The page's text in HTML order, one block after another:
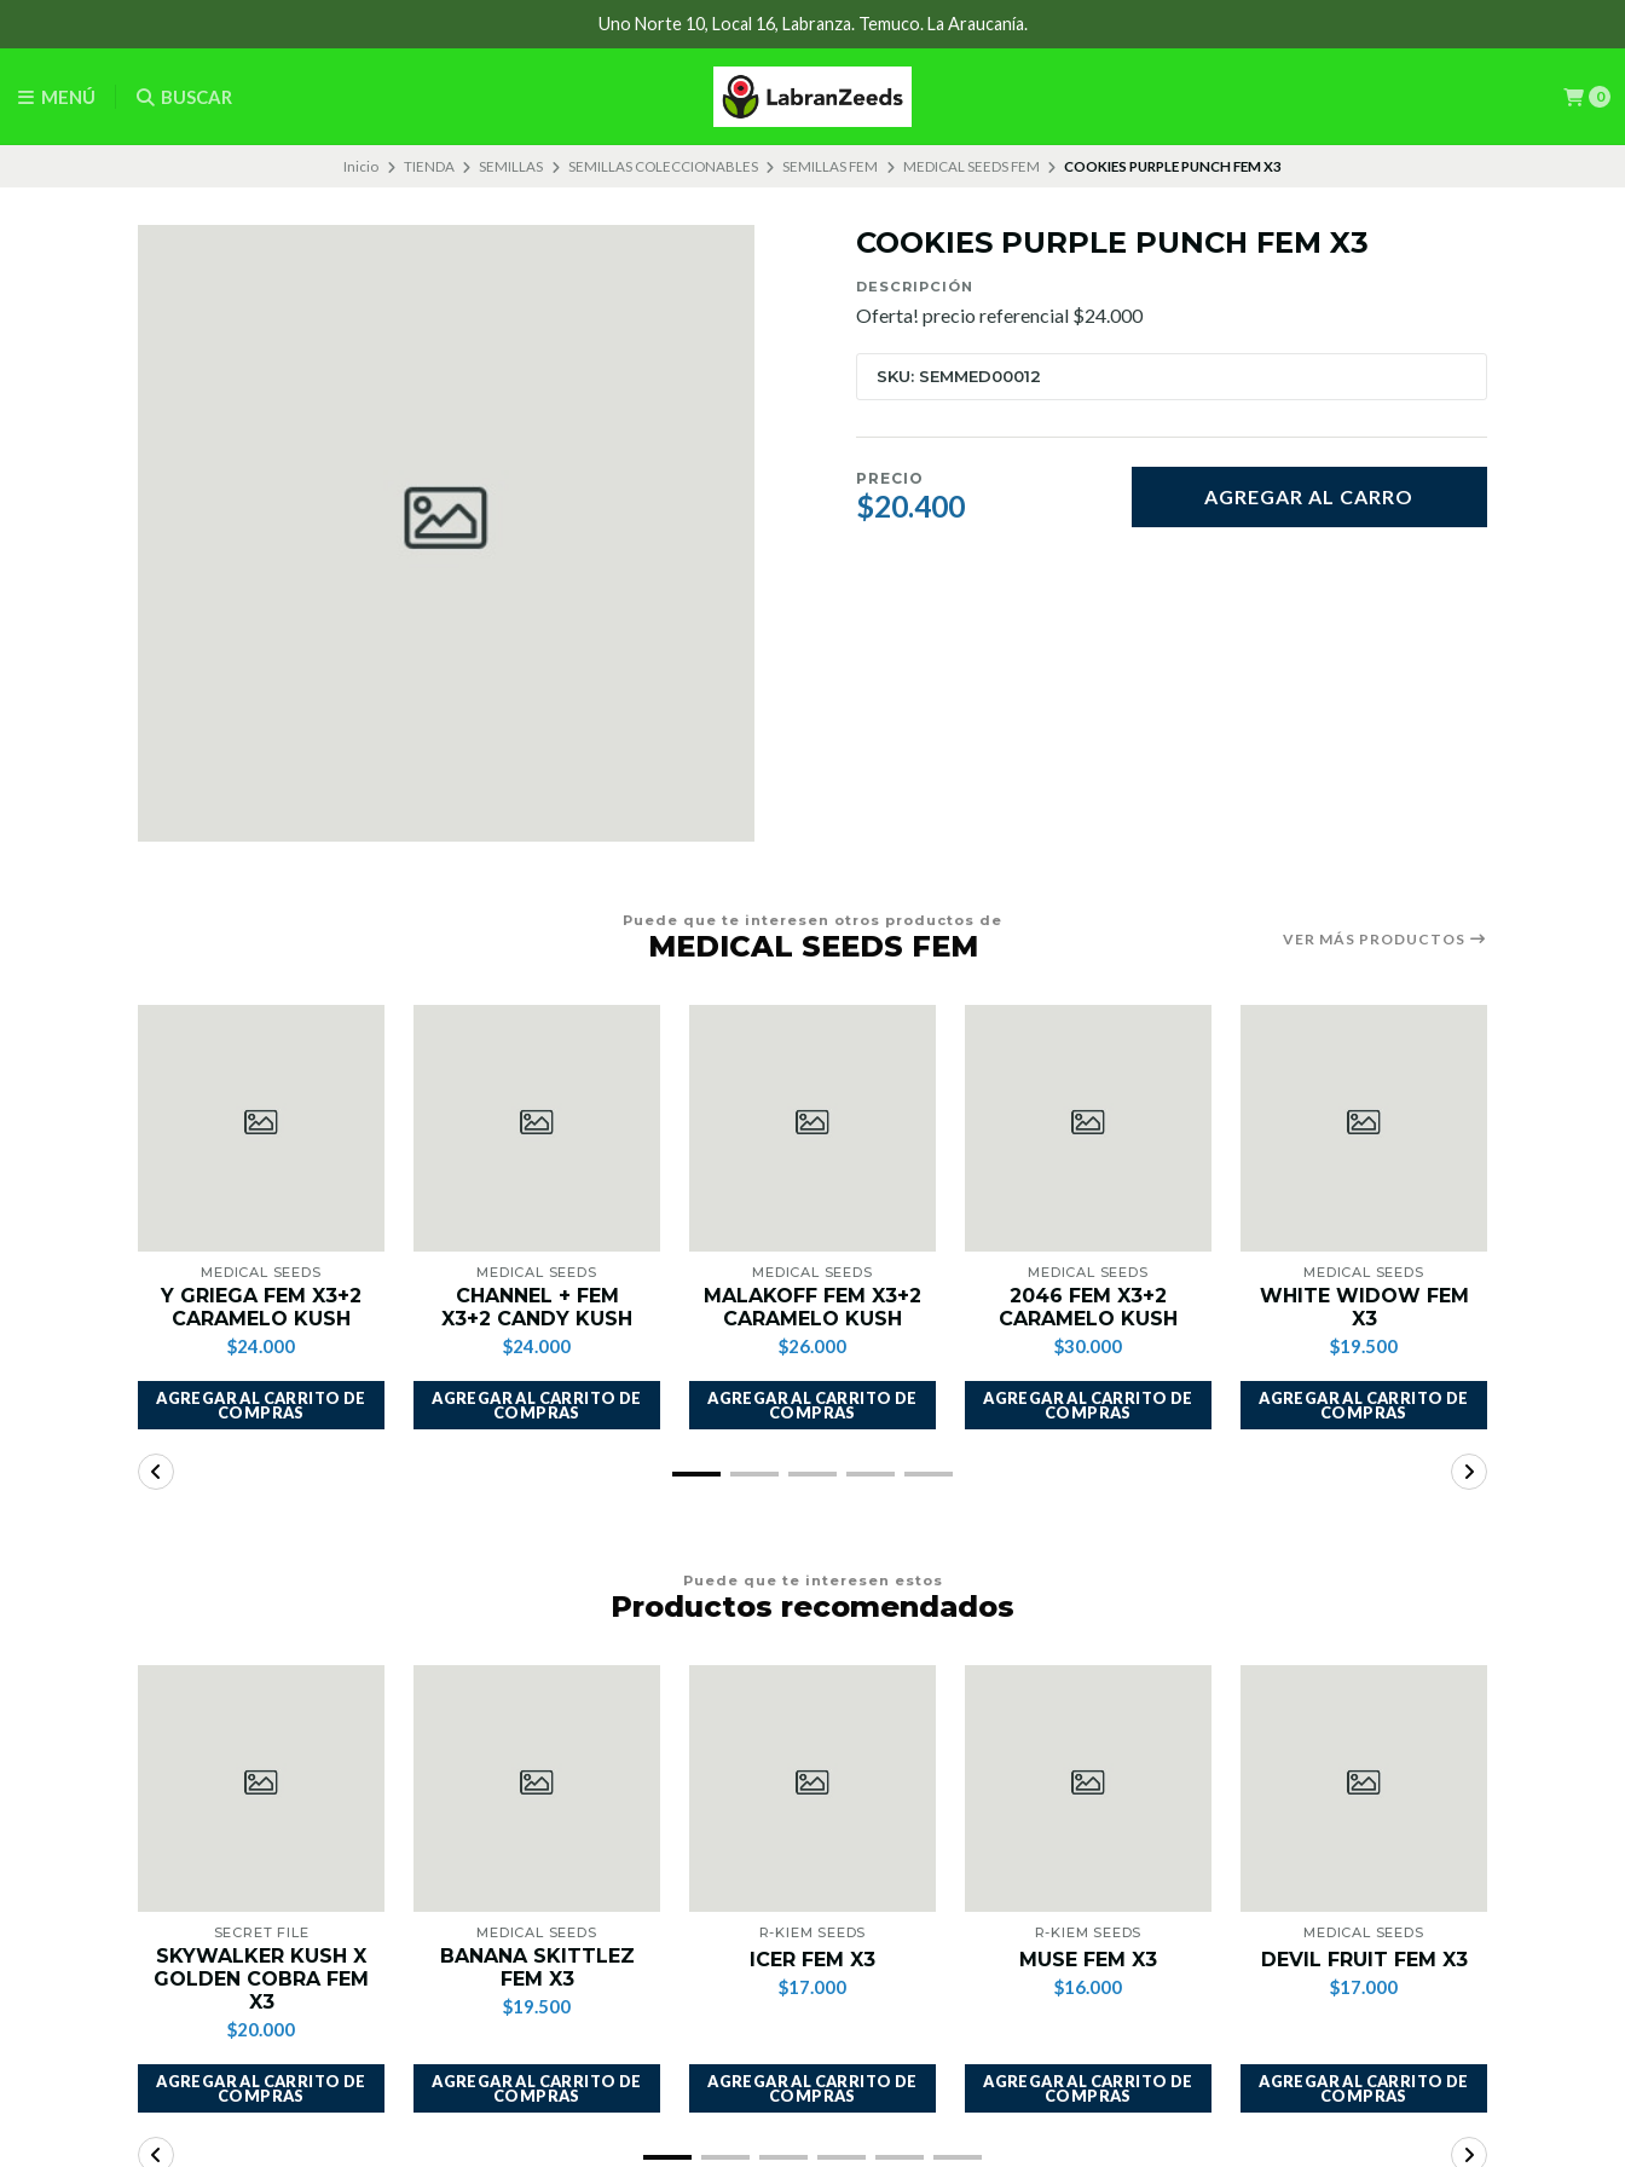
MENÚ BUSCAR 0
Uno Norte 10, Local 16, Labranza. Temuco. La Araucanía.
Inicio TIENDA SEMILLAS SEMILLAS COLECCIONABLES SEMILLAS FEM MEDICAL SEEDS FEM COOKIES PURPLE PUNCH FEM X3
COOKIES PURPLE PUNCH FEM X3
DESCRIPCIÓN
Oferta! precio referencial $24.000
SKU: SEMMED00012
PRECIO
$20.400 AGREGAR AL CARRO
Puede que te interesen otros productos de
MEDICAL SEEDS FEM VER MÁS PRODUCTOS
MEDICAL SEEDS
Y GRIEGA FEM X3+2
CARAMELO KUSH
$24.000
AGREGAR AL CARRITO DE
COMPRAS
MEDICAL SEEDS
CHANNEL + FEM
X3+2 CANDY KUSH
$24.000
AGREGAR AL CARRITO DE
COMPRAS
MEDICAL SEEDS
MALAKOFF FEM X3+2
CARAMELO KUSH
$26.000
AGREGAR AL CARRITO DE
COMPRAS
MEDICAL SEEDS
2046 FEM X3+2
CARAMELO KUSH
$30.000
AGREGAR AL CARRITO DE
COMPRAS
MEDICAL SEEDS
WHITE WIDOW FEM
X3
$19.500
AGREGAR AL CARRITO DE
COMPRAS
Puede que te interesen estos
Productos recomendados
SECRET FILE
SKYWALKER KUSH X
GOLDEN COBRA FEM
X3
$20.000
AGREGAR AL CARRITO DE
COMPRAS
MEDICAL SEEDS
BANANA SKITTLEZ
FEM X3
$19.500
AGREGAR AL CARRITO DE
COMPRAS
R-KIEM SEEDS
ICER FEM X3
$17.000
AGREGAR AL CARRITO DE
COMPRAS
R-KIEM SEEDS
MUSE FEM X3
$16.000
AGREGAR AL CARRITO DE
COMPRAS
MEDICAL SEEDS
DEVIL FRUIT FEM X3
$17.000
AGREGAR AL CARRITO DE
COMPRAS